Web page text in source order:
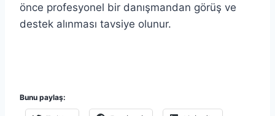
önce profesyonel bir danışmandan görüş ve
destek alınması tavsiye olunur.
Bunu paylaş: